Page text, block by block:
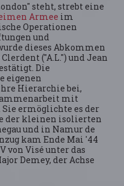
steht, strebt eine
Armee im
Operationen
und
dieses Abkommen
("A.L.") und Jean
Die
eigenen
Hierarchie bei,
mit
ermöglichte es der
der kleinen isolierten
und in Namur de
kam Ende Mai '44
von Visé unter das
Demey, der Achse